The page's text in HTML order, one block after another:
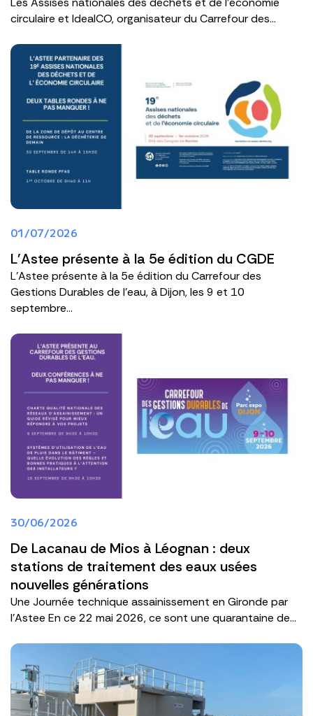
circulaire et IdealCO, organisateur du Carrefour des...
01/07/2026
L'Astee présente à la 5e édition du CGDE
L'Astee présente à la 5e édition du Carrefour des
Gestions Durables de l'eau, à Dijon, les 9 et 10
septembre...
30/06/2026
De Lacanau de Mios à Léognan : deux
stations de traitement des eaux usées
nouvelles générations
Une Journée technique assainissement en Gironde par
l'Astee En ce 22 mai 2026, ce sont une quarantaine de...